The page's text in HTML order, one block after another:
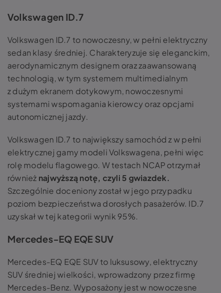
Volkswagen ID.7
Volkswagen ID.7 to nowoczesny, w pełni elektryczny
sedan klasy średniej. Charakteryzuje się eleganckim,
aerodynamicznym designem oraz zaawansowaną
technologią, w tym systemem multimedialnym
z dużym ekranem dotykowym, nowoczesnymi
systemami wspomagania kierowcy oraz opcjami
autonomicznej jazdy.
Volkswagen ID.7 to największy samochód z w pełni
elektrycznej gamy modeli Volkswagena, pełni więc
rolę modelu flagowego. W testach NCAP otrzymał
również najwyższą notę, czyli 5 gwiazdek.
Szczególnie doceniony został w jego przypadku
poziom bezpieczeństwa dorosłych pasażerów. ID.7
uzyskał w tej kategorii wynik 95%.
Mercedes-EQ EQE SUV
Mercedes-EQ EQE SUV to luksusowy, elektryczny
SUV średniej wielkości, wprowadzony przez firmę
Mercedes-Benz. Wyposażony jest w nowoczesne